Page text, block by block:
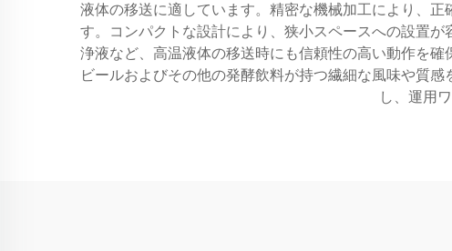
液体の移送に適しています。精密な機械加工により、
す。コンパクトな設計により、狭小スペースへの設置
浄液など、高温液体の移送時にも信頼性の高い動作を
ビールおよびその他の発酵飲料が持つ繊細な風味や質
し、運用